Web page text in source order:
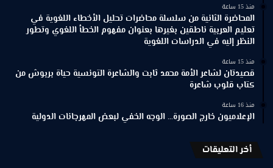
منذ 15 ساعة
المحاضرة الثانية من سلسلة محاضرات تحليل الأخطاء اللغوية في
تعليم العربية ناطقين بغيرها بعنوان مفهوم الخطأ اللغوي وتطور
النظر إليه في الدراسات اللغوية
منذ 15 ساعة
قصيدتان لشاعر الأمة محمد ثابت والشاعرة التونسية حياة بربوش من
كتاب قلوب شاعرة
منذ 16 ساعة
الإعلاميون خارج الصورة… الوجه الخفي لبعض المهرجانات الدولية
أخر التعليقات